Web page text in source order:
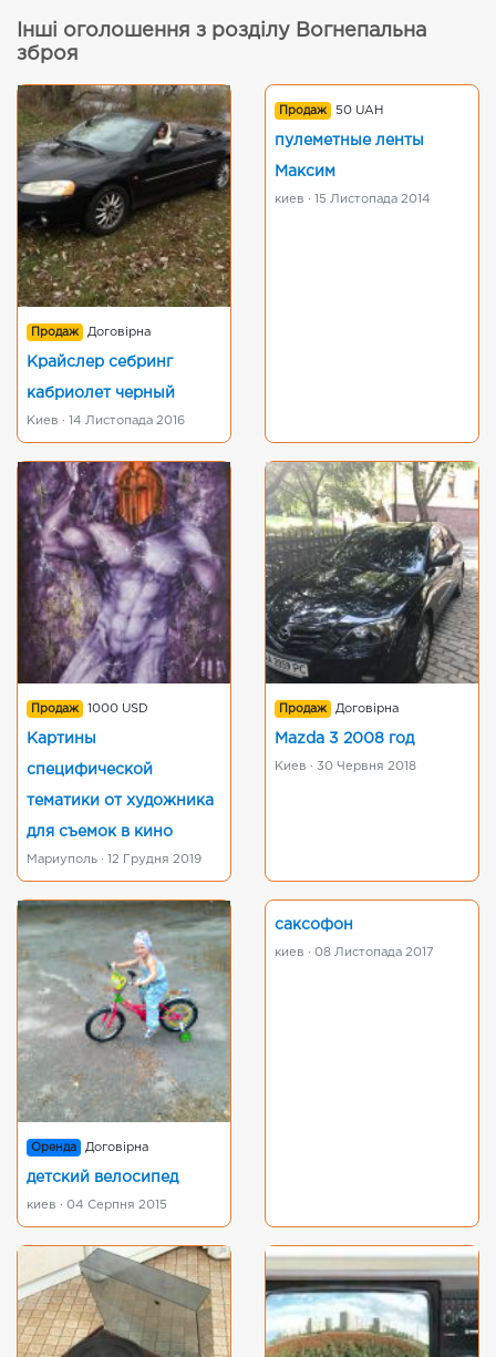
Інші оголошення з розділу Вогнепальна
зброя
Продаж Договірна
Крайслер себринг
кабриолет черный
Киев · 14 Листопада 2016
Продаж 50 UAH
пулеметные ленты
Максим
киев · 15 Листопада 2014
Продаж 1000 USD
Картины
специфической
тематики от художника
для съемок в кино
Мариуполь · 12 Грудня 2019
Продаж Договірна
Mazda 3 2008 год
Киев · 30 Червня 2018
Оренда Договірна
детский велосипед
киев · 04 Серпня 2015
саксофон
киев · 08 Листопада 2017